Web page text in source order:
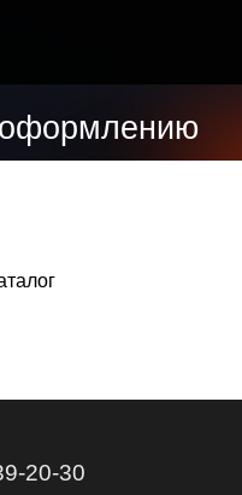
оформлению
20-30